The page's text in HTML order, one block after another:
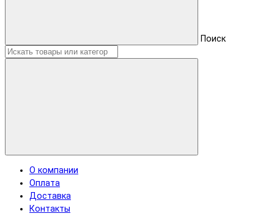
Поиск
О компании
Оплата
Доставка
Контакты